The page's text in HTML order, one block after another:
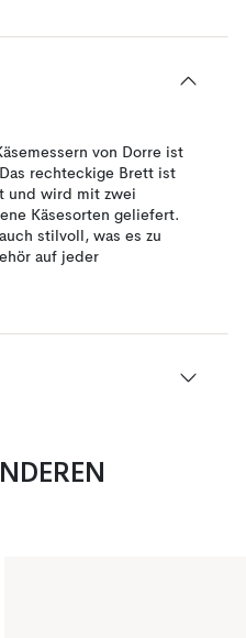
von Dorre ist
rechteckige Brett ist
und wird mit zwei
Käsesorten geliefert.
stilvoll, was es zu
auf jeder